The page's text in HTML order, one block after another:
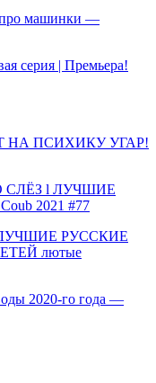
машинки —
серия | Премьера!
НА ПСИХИКУ УГАР!
l ЛУЧШИЕ
2021 #77
РУССКИЕ
лютые
2020-го года —